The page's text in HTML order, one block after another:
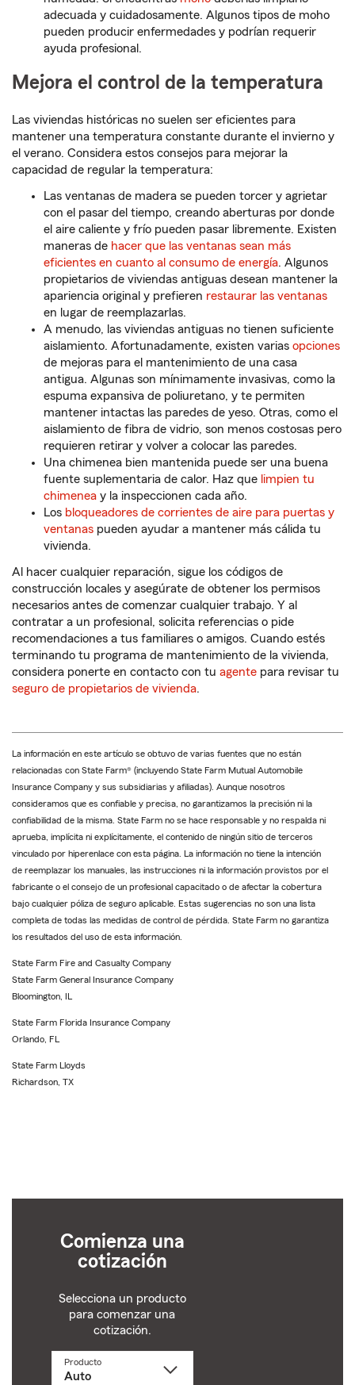
adecuada y cuidadosamente. Algunos tipos de moho
pueden producir enfermedades y podrían requerir
ayuda profesional.
Mejora el control de la temperatura
Las viviendas históricas no suelen ser eficientes para
mantener una temperatura constante durante el invierno y
el verano. Considera estos consejos para mejorar la
capacidad de regular la temperatura:
Las ventanas de madera se pueden torcer y agrietar
con el pasar del tiempo, creando aberturas por donde
el aire caliente y frío pueden pasar libremente. Existen
maneras de hacer que las ventanas sean más
eficientes en cuanto al consumo de energía. Algunos
propietarios de viviendas antiguas desean mantener la
apariencia original y prefieren restaurar las ventanas
en lugar de reemplazarlas.
A menudo, las viviendas antiguas no tienen suficiente
aislamiento. Afortunadamente, existen varias opciones
de mejoras para el mantenimiento de una casa
antigua. Algunas son mínimamente invasivas, como la
espuma expansiva de poliuretano, y te permiten
mantener intactas las paredes de yeso. Otras, como el
aislamiento de fibra de vidrio, son menos costosas pero
requieren retirar y volver a colocar las paredes.
Una chimenea bien mantenida puede ser una buena
fuente suplementaria de calor. Haz que limpien tu
chimenea y la inspeccionen cada año.
Los bloqueadores de corrientes de aire para puertas y
ventanas pueden ayudar a mantener más cálida tu
vivienda.
Al hacer cualquier reparación, sigue los códigos de
construcción locales y asegúrate de obtener los permisos
necesarios antes de comenzar cualquier trabajo. Y al
contratar a un profesional, solicita referencias o pide
recomendaciones a tus familiares o amigos. Cuando estés
terminando tu programa de mantenimiento de la vivienda,
considera ponerte en contacto con tu agente para revisar tu
seguro de propietarios de vivienda.
La información en este artículo se obtuvo de varias fuentes que no están
relacionadas con State Farm® (incluyendo State Farm Mutual Automobile
Insurance Company y sus subsidiarias y afiliadas). Aunque nosotros
consideramos que es confiable y precisa, no garantizamos la precisión ni la
confiabilidad de la misma. State Farm no se hace responsable y no respalda ni
aprueba, implícita ni explícitamente, el contenido de ningún sitio de terceros
vinculado por hiperenlace con esta página. La información no tiene la intención
de reemplazar los manuales, las instrucciones ni la información provistos por el
fabricante o el consejo de un profesional capacitado o de afectar la cobertura
bajo cualquier póliza de seguro aplicable. Estas sugerencias no son una lista
completa de todas las medidas de control de pérdida. State Farm no garantiza
los resultados del uso de esta información.
State Farm Fire and Casualty Company
State Farm General Insurance Company
Bloomington, IL
State Farm Florida Insurance Company
Orlando, FL
State Farm Lloyds
Richardson, TX
Comienza una
cotización
Selecciona un producto
para comenzar una
cotización.
ProductoSelecciona